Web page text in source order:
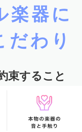
楽器に
だわり
束すること